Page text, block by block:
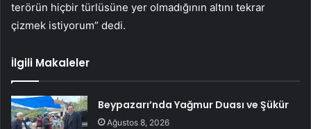
terörün hiçbir türlüsüne yer olmadığının altını tekrar
çizmek istiyorum” dedi.
İlgili Makaleler
Beypazarı’nda Yağmur Duası ve Şükür
Ağustos 8, 2026